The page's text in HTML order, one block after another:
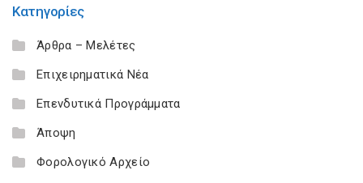
Κατηγορίες
Άρθρα – Μελέτες
Επιχειρηματικά Νέα
Επενδυτικά Προγράμματα
Άποψη
Φορολογικό Αρχείο